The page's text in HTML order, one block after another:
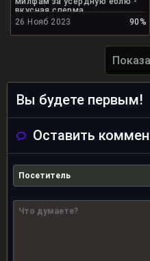
вкусная сперма
26 Нояб 2023
90%
Вы будете первым!
Оставить